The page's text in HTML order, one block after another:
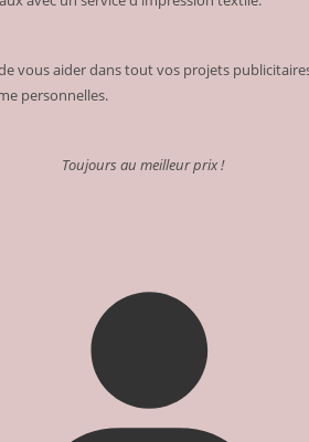
vous aider dans tout vos projets
personnelles.
Toujours au meilleur prix !